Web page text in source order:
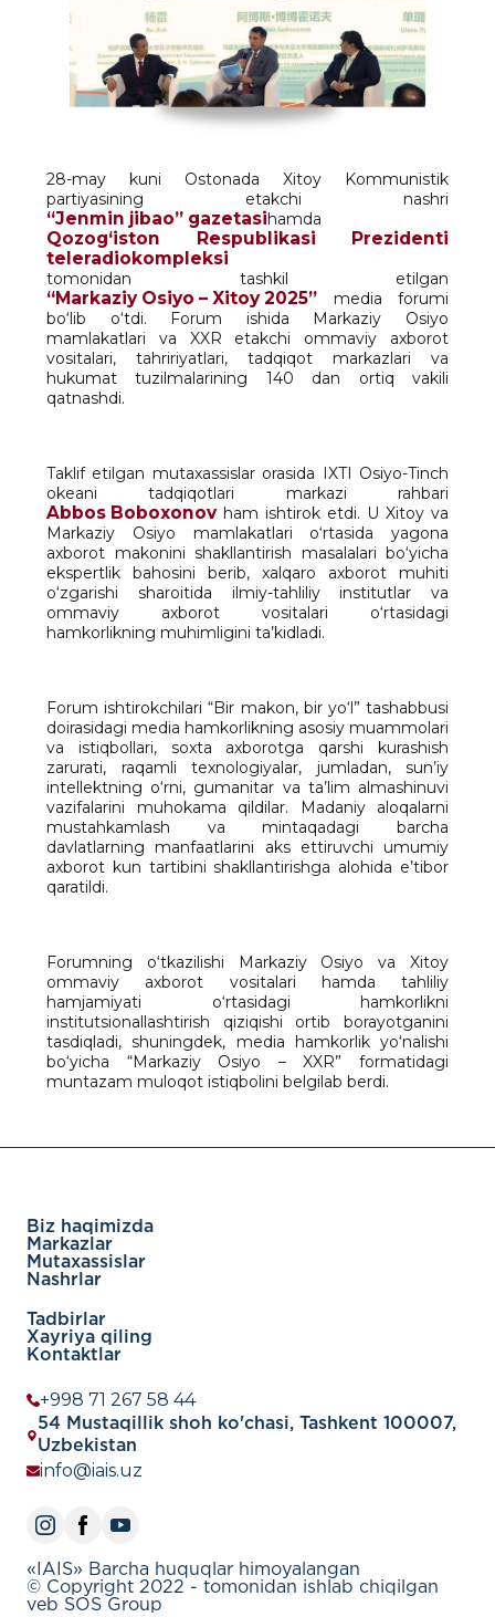
28-may kuni Ostonada Xitoy Kommunistik
partiyasining etakchi nashri
“Jenmin jibao” gazetasihamda
Qozog‘iston Respublikasi Prezidenti
teleradiokompleksi
tomonidan tashkil etilgan
“Markaziy Osiyo – Xitoy 2025” media forumi
bo‘lib o‘tdi. Forum ishida Markaziy Osiyo
mamlakatlari va XXR etakchi ommaviy axborot
vositalari, tahririyatlari, tadqiqot markazlari va
hukumat tuzilmalarining 140 dan ortiq vakili
qatnashdi.
Taklif etilgan mutaxassislar orasida IXTI Osiyo-Tinch
okeani tadqiqotlari markazi rahbari
Abbos Boboxonovham ishtirok etdi. U Xitoy va
Markaziy Osiyo mamlakatlari o‘rtasida yagona
axborot makonini shakllantirish masalalari bo‘yicha
ekspertlik bahosini berib, xalqaro axborot muhiti
o‘zgarishi sharoitida ilmiy-tahliliy institutlar va
ommaviy axborot vositalari o‘rtasidagi
hamkorlikning muhimligini ta’kidladi.
Forum ishtirokchilari “Bir makon, bir yo‘l” tashabbusi
doirasidagi media hamkorlikning asosiy muammolari
va istiqbollari, soxta axborotga qarshi kurashish
zarurati, raqamli texnologiyalar, jumladan, sun’iy
intellektning o‘rni, gumanitar va ta’lim almashinuvi
vazifalarini muhokama qildilar. Madaniy aloqalarni
mustahkamlash va mintaqadagi barcha
davlatlarning manfaatlarini aks ettiruvchi umumiy
axborot kun tartibini shakllantirishga alohida e’tibor
qaratildi.
Forumning o‘tkazilishi Markaziy Osiyo va Xitoy
ommaviy axborot vositalari hamda tahliliy
hamjamiyati o‘rtasidagi hamkorlikni
institutsionallashtirish qiziqishi ortib borayotganini
tasdiqladi, shuningdek, media hamkorlik yo‘nalishi
bo‘yicha “Markaziy Osiyo – XXR” formatidagi
muntazam muloqot istiqbolini belgilab berdi.
Biz haqimizda
Markazlar
Mutaxassislar
Nashrlar
Tadbirlar
Xayriya qiling
Kontaktlar
+998 71 267 58 44
54 Mustaqillik shoh ko'chasi, Tashkent 100007,
Uzbekistan
info@iais.uz
«IAIS» Barcha huquqlar himoyalangan
© Copyright 2022 - tomonidan ishlab chiqilgan
veb SOS Group